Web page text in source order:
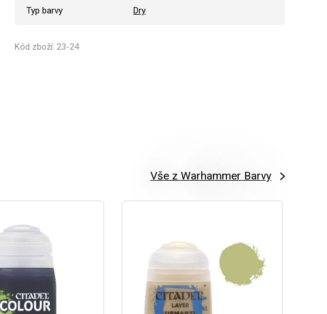
Typ barvy Dry
Kód zboží: 23-24
Vše z Warhammer Barvy